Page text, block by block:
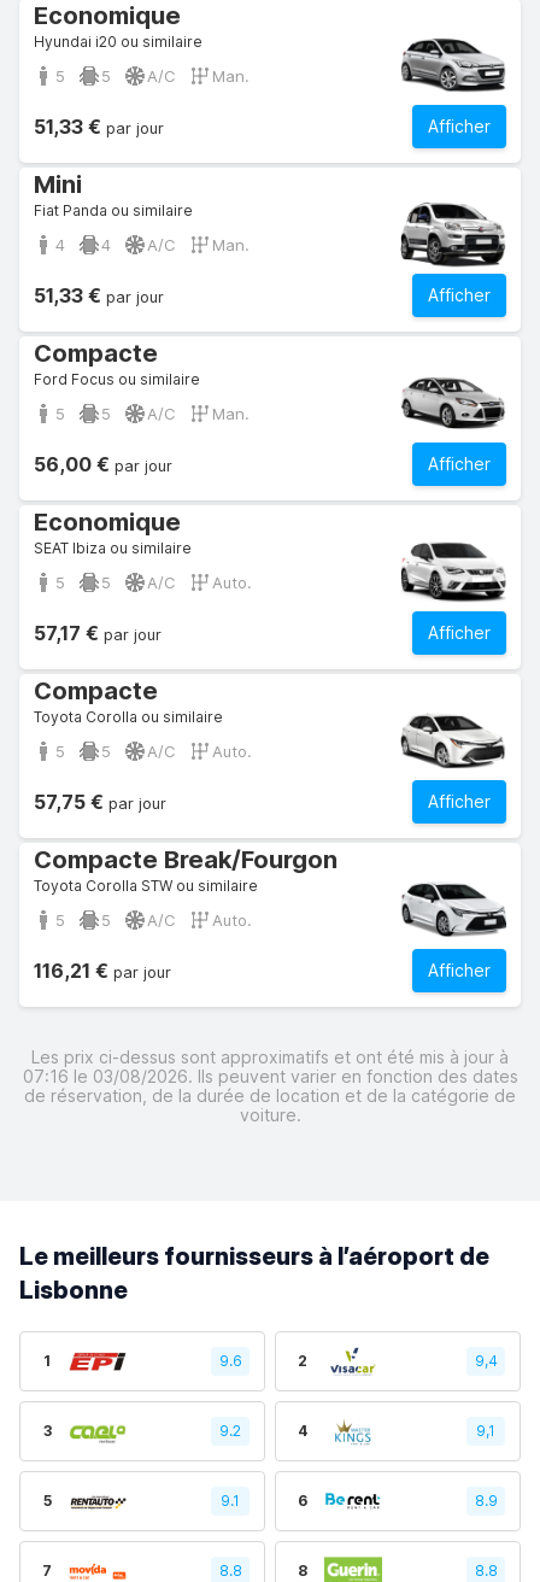
Economique
Hyundai i20 ou similaire
5 5 A/C Man.
Afficher
51,33 € par jour
Mini
Fiat Panda ou similaire
4 4 A/C Man.
Afficher
51,33 € par jour
Compacte
Ford Focus ou similaire
5 5 A/C Man.
Afficher
56,00 € par jour
Economique
SEAT Ibiza ou similaire
5 5 A/C Auto.
Afficher
57,17 € par jour
Compacte
Toyota Corolla ou similaire
5 5 A/C Auto.
Afficher
57,75 € par jour
Compacte Break/Fourgon
Toyota Corolla STW ou similaire
5 5 A/C Auto.
Afficher
116,21 € par jour
Les prix ci-dessus sont approximatifs et ont été mis à jour à
07:16 le 03/08/2026. Ils peuvent varier en fonction des dates
de réservation, de la durée de location et de la catégorie de
voiture.
Le meilleurs fournisseurs à l’aéroport de
Lisbonne
1 9.6 2 9,4
3 9.2 4 9,1
5 9.1 6 8.9
7 8.8 8 8.8